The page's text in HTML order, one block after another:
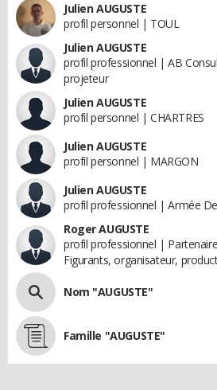
Julien AUGUSTE
profil personnel | TOUL
Julien AUGUSTE
profil professionnel | AB
projeteur
Julien AUGUSTE
profil personnel | CHARTRES
Julien AUGUSTE
profil personnel | MARGON
Julien AUGUSTE
profil professionnel | Armée
Roger AUGUSTE
profil professionnel |
Figurants, organisateur,
Nom "AUGUSTE"
Famille "AUGUSTE"